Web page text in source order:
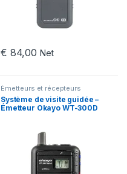
€ 84,00 Net
Émetteurs et récepteurs
Système de visite guidée –
Émetteur Okayo WT-300D